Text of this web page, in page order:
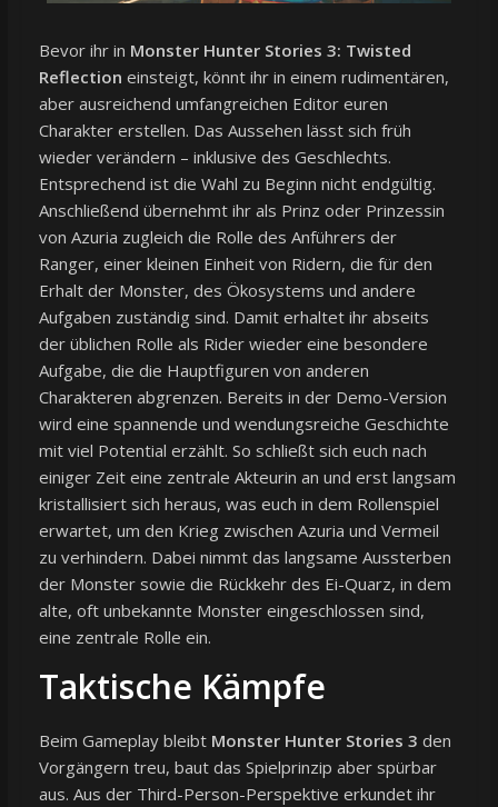
Bevor ihr in Monster Hunter Stories 3: Twisted
Reflection einsteigt, könnt ihr in einem rudimentären,
aber ausreichend umfangreichen Editor euren
Charakter erstellen. Das Aussehen lässt sich früh
wieder verändern – inklusive des Geschlechts.
Entsprechend ist die Wahl zu Beginn nicht endgültig.
Anschließend übernehmt ihr als Prinz oder Prinzessin
von Azuria zugleich die Rolle des Anführers der
Ranger, einer kleinen Einheit von Ridern, die für den
Erhalt der Monster, des Ökosystems und andere
Aufgaben zuständig sind. Damit erhaltet ihr abseits
der üblichen Rolle als Rider wieder eine besondere
Aufgabe, die die Hauptfiguren von anderen
Charakteren abgrenzen. Bereits in der Demo-Version
wird eine spannende und wendungsreiche Geschichte
mit viel Potential erzählt. So schließt sich euch nach
einiger Zeit eine zentrale Akteurin an und erst langsam
kristallisiert sich heraus, was euch in dem Rollenspiel
erwartet, um den Krieg zwischen Azuria und Vermeil
zu verhindern. Dabei nimmt das langsame Aussterben
der Monster sowie die Rückkehr des Ei-Quarz, in dem
alte, oft unbekannte Monster eingeschlossen sind,
eine zentrale Rolle ein.
Taktische Kämpfe
Beim Gameplay bleibt Monster Hunter Stories 3 den
Vorgängern treu, baut das Spielprinzip aber spürbar
aus. Aus der Third-Person-Perspektive erkundet ihr